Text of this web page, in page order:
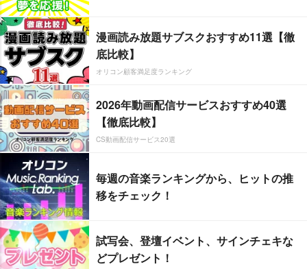
漫画読み放題サブスクおすすめ11選【徹
底比較】
オリコン顧客満足度ランキング
2026年動画配信サービスおすすめ40選
【徹底比較】
CS動画配信サービス20選
毎週の音楽ランキングから、ヒットの推
移をチェック！
試写会、登壇イベント、サインチェキな
どプレゼント！